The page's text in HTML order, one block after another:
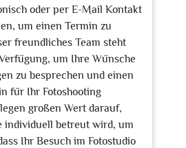
oder per E-Mail Kontakt
um einen Termin zu
freundliches Team steht
um Ihre Wünsche
zu besprechen und einen
für Ihr Fotoshooting
großen Wert darauf,
individuell betreut wird, um
Ihr Besuch im Fotostudio